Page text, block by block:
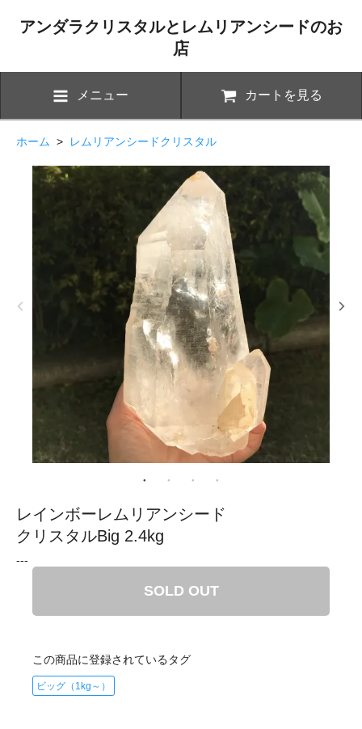
アンダラクリスタルとレムリアンシードのお
店
メニュー カートを見る
ホーム > レムリアンシードクリスタル
レインボーレムリアンシード
クリスタルBig 2.4kg
---
SOLD OUT
この商品に登録されているタグ
ビッグ（1kg～）